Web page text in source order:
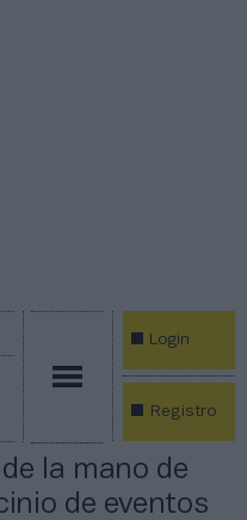
Login
Registro
la mano de
de eventos